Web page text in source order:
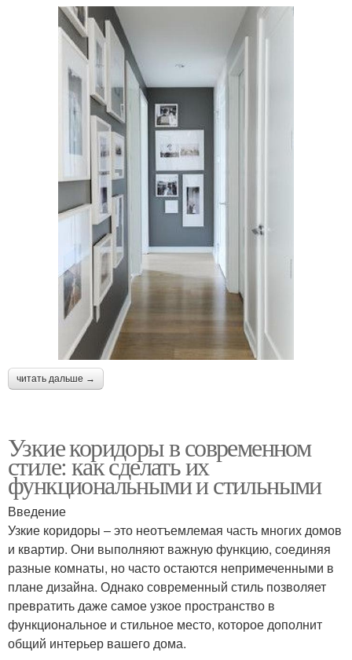
читать дальше →
Узкие коридоры в современном
стиле: как сделать их
функциональными и стильными
Введение
Узкие коридоры – это неотъемлемая часть многих домов
и квартир. Они выполняют важную функцию, соединяя
разные комнаты, но часто остаются непримеченными в
плане дизайна. Однако современный стиль позволяет
превратить даже самое узкое пространство в
функциональное и стильное место, которое дополнит
общий интерьер вашего дома.